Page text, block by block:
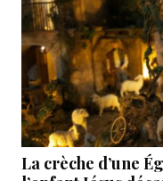
La crèche d’une